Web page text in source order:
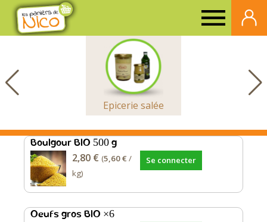
Epicerie salée
Boulgour BIO 500 g
2,80 € (5,60 € /
kg)
Se connecter
Oeufs gros BIO ×6